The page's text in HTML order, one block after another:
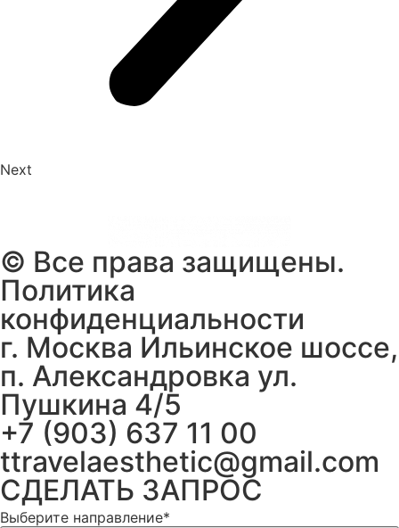
Next
©️ Все права защищены.
Политика
конфиденциальности
г. Москва Ильинское шоссе,
п. Александровка ул.
Пушкина 4/5
+7 (903) 637 11 00
ttravelaesthetic@gmail.com
СДЕЛАТЬ ЗАПРОС
Выберите направление*